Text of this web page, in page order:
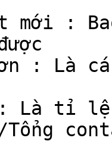
mới :
: Là
tỉ lệ
Tổng